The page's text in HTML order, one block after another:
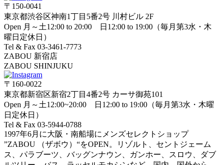
〒150-0041
東京都渋谷区神南1丁目5番2号 川村ビル 2F
Open 月～土12:00 to 20:00 日12:00 to 19:00（毎月第3水・木
曜日定休日）
Tel & Fax 03-3461-7773
ZABOU 新宿店
ZABOU SHINJUKU
〒160-0022
東京都新宿区新宿2丁目4番2号 カーサ御苑101
Open 月～土12:00~20:00 日12:00 to 19:00（毎月第3水・木曜
日定休日）
Tel & Fax 03-5944-0788
1997年6月に大阪・南船場にメンズセレクトショップ
”ZABOU （ザボウ）“をOPEN。リゾルト、セントジェーム
ス、パラブーツ、バッグンナウン、ガンホー、スロウ、ダブ